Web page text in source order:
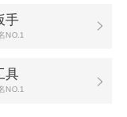
手
NO.1
具
NO.1